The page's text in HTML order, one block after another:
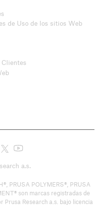
de Uso de los sitios Web
Clientes
a.s.
PRUSA POLYMERS®, PRUSA
son marcas registradas de
Prusa Research a.s. bajo licencia